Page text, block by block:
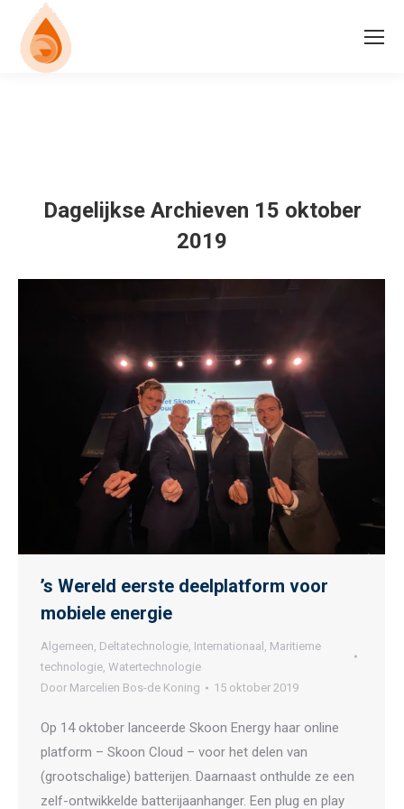
Dagelijkse Archieven 15 oktober
2019
’s Wereld eerste deelplatform voor
mobiele energie
Algemeen, Deltatechnologie, Internationaal , Maritieme
technologie, Watertechnologie
Door Marcelien Bos-de Koning 15 oktober 2019
Op 14 oktober lanceerde Skoon Energy haar online
platform – Skoon Cloud – voor het delen van
(grootschalige) batterijen. Daarnaast onthulde ze een
zelf-ontwikkelde batterijaanhanger. Een plug en play